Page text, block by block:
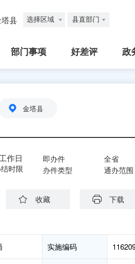
塔县 选择区域 县直部门
部门事项 好差评 政
金塔县
作日
时限
即办件
办件类型
全省
通办范围
收藏 下载
实施编码